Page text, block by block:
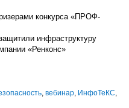
конкурса «ПРОФ-
инфраструктуру
«Ренконс»
вебинар ИнфоТеКС